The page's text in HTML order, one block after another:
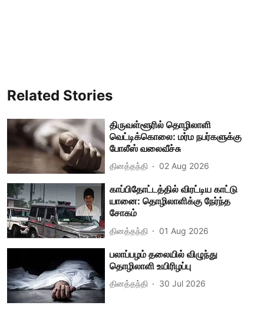
Related Stories
திருவள்ளூரில் தொழிலாளி
வெட்டிக்கொலை: மர்ம நபர்களுக்கு
போலீஸ் வலைவீச்சு
தினத்தந்தி 02 Aug 2026
காப்பிதோட்டத்தில் விரட்டிய காட்டு
யானை: தொழிலாளிக்கு நேர்ந்த
சோகம்
தினத்தந்தி 01 Aug 2026
பலாப்பழம் தலையில் விழுந்து
தொழிலாளி உயிரிழப்பு
தினத்தந்தி 30 Jul 2026